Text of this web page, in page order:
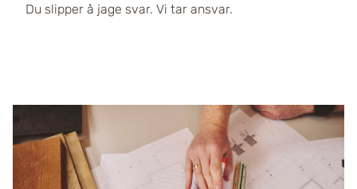
Du slipper å jage svar. Vi tar ansvar.